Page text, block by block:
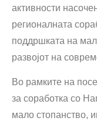
активности
регионалната
поддршката на
развојот на
Во рамките на
за соработка со
мало стопанство,